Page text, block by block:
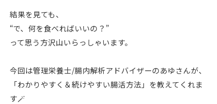
結果を見ても、
“で、何を食べればいいの？”
って思う方沢山いらっしゃいます。
今回は管理栄養士/腸内解析アドバイザーのあゆさんが、
「わかりやすく＆続けやすい腸活方法」を教えてくれま
す🪄